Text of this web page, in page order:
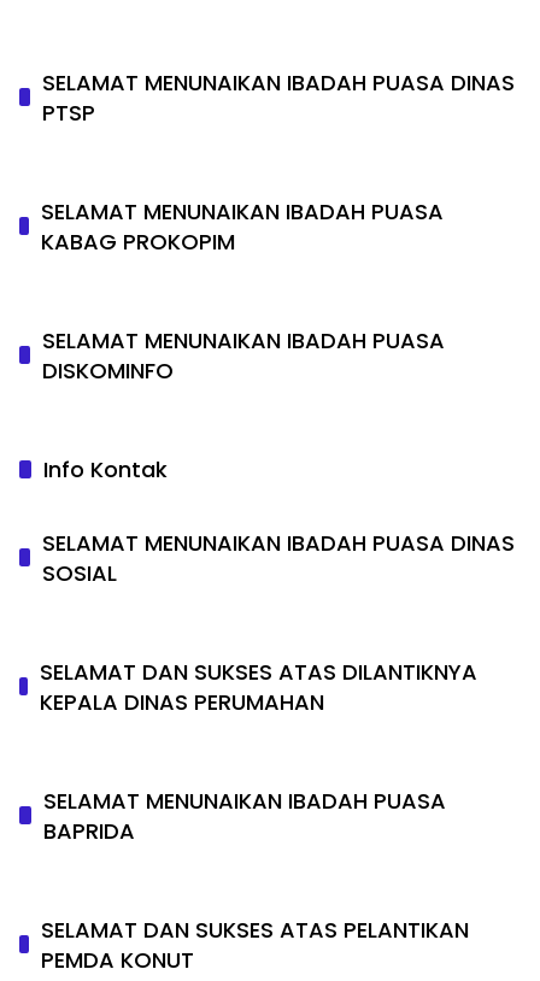
SELAMAT MENUNAIKAN IBADAH PUASA DINAS
PTSP
SELAMAT MENUNAIKAN IBADAH PUASA
KABAG PROKOPIM
SELAMAT MENUNAIKAN IBADAH PUASA
DISKOMINFO
Info Kontak
SELAMAT MENUNAIKAN IBADAH PUASA DINAS
SOSIAL
SELAMAT DAN SUKSES ATAS DILANTIKNYA
KEPALA DINAS PERUMAHAN
SELAMAT MENUNAIKAN IBADAH PUASA
BAPRIDA
SELAMAT DAN SUKSES ATAS PELANTIKAN
PEMDA KONUT